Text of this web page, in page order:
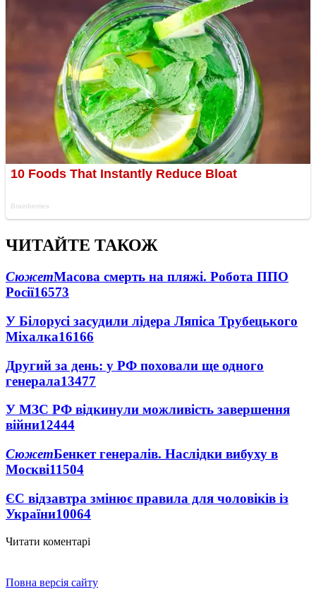
ЧИТАЙТЕ ТАКОЖ
СюжетМасова смерть на пляжі. Робота ППО
Росії16573
У Білорусі засудили лідера Ляпіса Трубецького
Міхалка16166
Другий за день: у РФ поховали ще одного
генерала13477
У МЗС РФ відкинули можливість завершення
війни12444
СюжетБенкет генералів. Наслідки вибуху в
Москві11504
ЄС відзавтра змінює правила для чоловіків із
України10064
Читати коментарі
Повна версія сайту